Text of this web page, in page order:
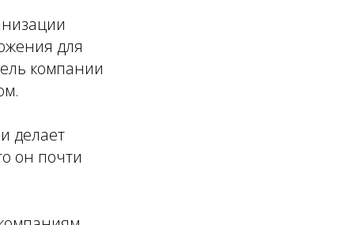
для
компании
делает
он почти